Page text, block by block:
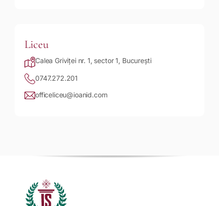
Liceu
Calea Griviței nr. 1, sector 1, București
0747.272.201
officeliceu@ioanid.com